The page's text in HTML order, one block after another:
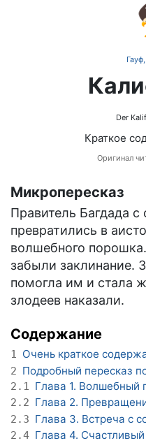
Der
Краткое
Оригинал
Микропересказ
Правитель Багдада с
превратились в
волшебного
забыли заклинание.
помогла им и стала
злодеев наказали.
Содержание
1 Очень краткое
2 Подробный пересказ
2.1 Глава 1. Волшебный
2.2 Глава 2.
2.3 Глава 3. Встреча с
2.4 Глава 4.